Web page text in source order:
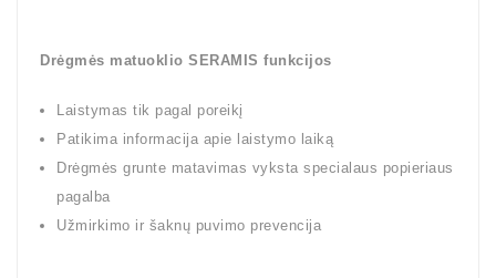
Drėgmės matuoklio SERAMIS funkcijos
Laistymas tik pagal poreikį
Patikima informacija apie laistymo laiką
Drėgmės grunte matavimas vyksta specialaus popieriaus
pagalba
Užmirkimo ir šaknų puvimo prevencija